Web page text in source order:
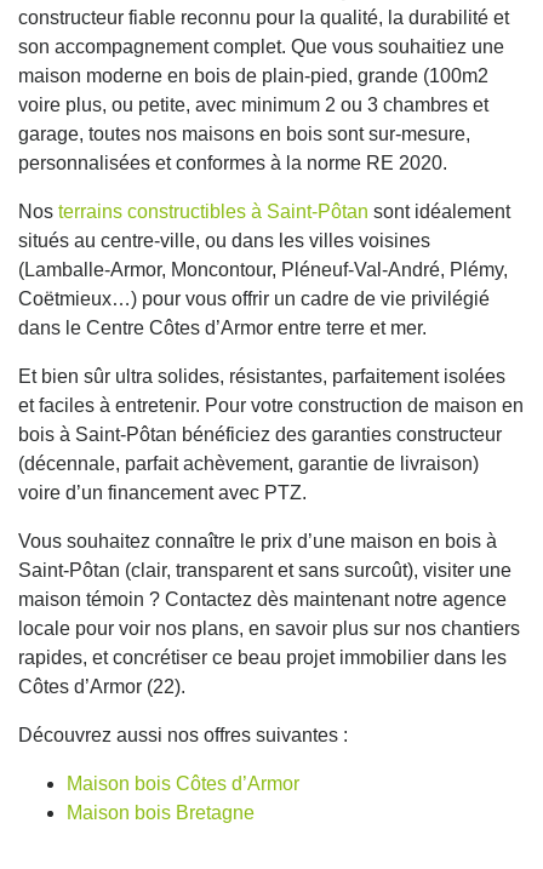
constructeur fiable reconnu pour la qualité, la durabilité et
son accompagnement complet. Que vous souhaitiez une
maison moderne en bois de plain-pied, grande (100m2
voire plus, ou petite, avec minimum 2 ou 3 chambres et
garage, toutes nos maisons en bois sont sur-mesure,
personnalisées et conformes à la norme RE 2020.
Nos terrains constructibles à Saint-Pôtan sont idéalement
situés au centre-ville, ou dans les villes voisines
(Lamballe-Armor, Moncontour, Pléneuf-Val-André, Plémy,
Coëtmieux…) pour vous offrir un cadre de vie privilégié
dans le Centre Côtes d’Armor entre terre et mer.
Et bien sûr ultra solides, résistantes, parfaitement isolées
et faciles à entretenir. Pour votre construction de maison en
bois à Saint-Pôtan bénéficiez des garanties constructeur
(décennale, parfait achèvement, garantie de livraison)
voire d’un financement avec PTZ.
Vous souhaitez connaître le prix d’une maison en bois à
Saint-Pôtan (clair, transparent et sans surcoût), visiter une
maison témoin ? Contactez dès maintenant notre agence
locale pour voir nos plans, en savoir plus sur nos chantiers
rapides, et concrétiser ce beau projet immobilier dans les
Côtes d’Armor (22).
Découvrez aussi nos offres suivantes :
Maison bois Côtes d’Armor
Maison bois Bretagne